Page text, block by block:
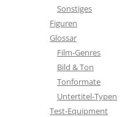
Sonstiges
Figuren
Glossar
Film-Genres
Bild & Ton
Tonformate
Untertitel-Typen
Test-Equipment